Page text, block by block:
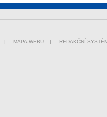
| MAPA WEBU | REDAKČNÍ